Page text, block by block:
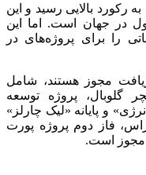
ال‌ان‌جی آمریکا در سال ۲۰۲۳، به رکورد بالایی رسید و این
در جهان است. اما این
را برای پروژه‌های در
مجوز هستند، شامل
ال‌ان‌جی، سی پی ۲ ونچر گلوبال، پروژه توسعه
و پایانه «لیک چارلز»
فاز دوم پروژه پورت
مجوز است.